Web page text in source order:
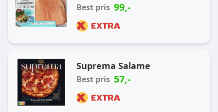
Best pris 99,-
Suprema Salame
Best pris 57,-